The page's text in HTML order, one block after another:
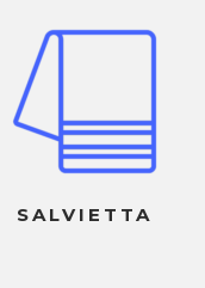
SALVIETTA